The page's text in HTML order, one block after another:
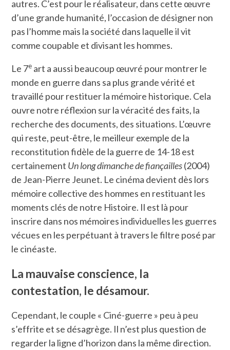
autres. C’est pour le réalisateur, dans cette œuvre
d’une grande humanité, l’occasion de désigner non
pas l’homme mais la société dans laquelle il vit
comme coupable et divisant les hommes.
Le 7e art a aussi beaucoup œuvré pour montrer le
monde en guerre dans sa plus grande vérité et
travaillé pour restituer la mémoire historique. Cela
ouvre notre réflexion sur la véracité des faits, la
recherche des documents, des situations. L’œuvre
qui reste, peut-être, le meilleur exemple de la
reconstitution fidèle de la guerre de 14-18 est
certainement Un long dimanche de fiançailles(2004)
de Jean-Pierre Jeunet. Le cinéma devient dès lors
mémoire collective des hommes en restituant les
moments clés de notre Histoire. Il est là pour
inscrire dans nos mémoires individuelles les guerres
vécues en les perpétuant à travers le filtre posé par
le cinéaste.
La mauvaise conscience, la
contestation, le désamour.
Cependant, le couple « Ciné-guerre » peu à peu
s’effrite et se désagrège. Il n’est plus question de
regarder la ligne d’horizon dans la même direction.